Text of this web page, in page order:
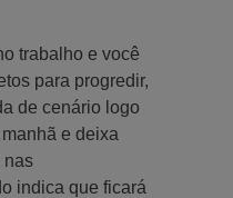
trabalho e você
para progredir,
de cenário logo
e deixa
nas
indica que ficará